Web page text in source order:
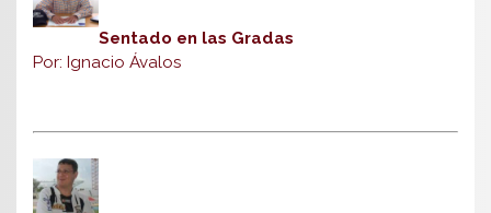
Sentado en las Gradas
Por: Ignacio Ávalos